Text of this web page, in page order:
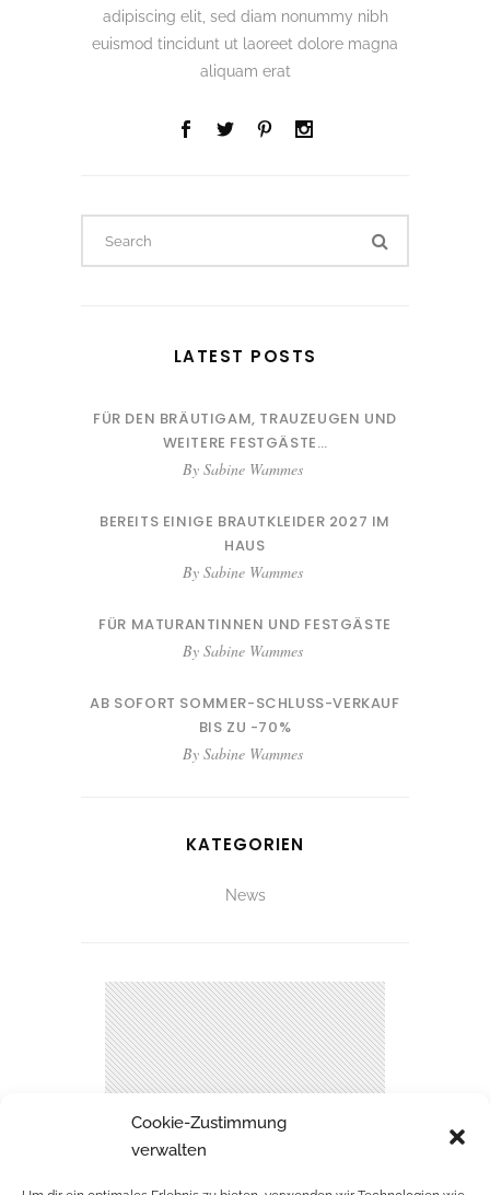
Cookie-Zustimmung
verwalten
adipiscing elit, sed diam nonummy nibh
euismod tincidunt ut laoreet dolore magna
aliquam erat
LATEST POSTS
FÜR DEN BRÄUTIGAM, TRAUZEUGEN UND
WEITERE FESTGÄSTE…
By Sabine Wammes
BEREITS EINIGE BRAUTKLEIDER 2027 IM
HAUS
By Sabine Wammes
FÜR MATURANTINNEN UND FESTGÄSTE
By Sabine Wammes
AB SOFORT SOMMER-SCHLUSS-VERKAUF
BIS ZU -70%
By Sabine Wammes
KATEGORIEN
News